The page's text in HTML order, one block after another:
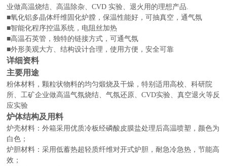
业做高温烧结、高温除杂、CVD 实验、退火用的理想产品.
■氧化铝多晶体纤维固化炉膛，保温性能好，可抽真空，通气氛
■智能化程序控温系统，电阻丝加热
■高温石英管，独特的链接方式，可通气氛
■外形美观大方、结构设计合理，使用方便，安全可靠
详细资料
主要用途
粉体材料，颗粒状物料的均匀煅烧及干燥，特别适用高校、科研院
所、工矿企业做高温气氛烧结、气氛还原、CVD实验、真空退火等反
应实验
炉体结构及用料
炉壳材料：外箱采用优质冷板经磷酸皮膜盐处理后高温喷塑，颜色为
白色 ；
炉胆材料：采用低蓄热超轻质纤维对开式炉胆，耐急冷急热，节能高
效；